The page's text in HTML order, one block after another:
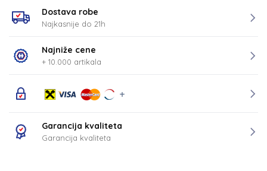
Dostava robe
Najkasnije do 21h
Najniže cene
+ 10.000 artikala
Garancija kvaliteta
Garancija kvaliteta